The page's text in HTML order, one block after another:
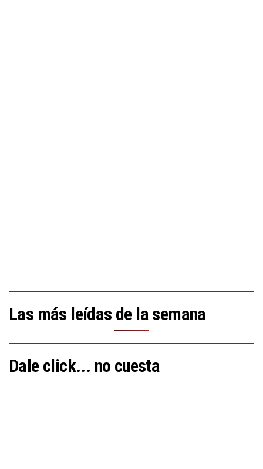
Las más leídas de la semana
Dale click... no cuesta